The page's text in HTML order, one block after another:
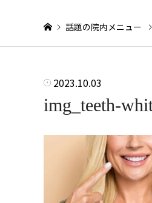
話題の院内メニュー
2023.10.03
img_teeth-